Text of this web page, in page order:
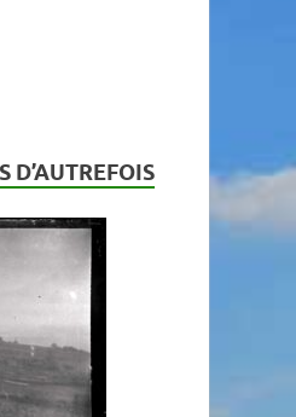
D’AUTREFOIS